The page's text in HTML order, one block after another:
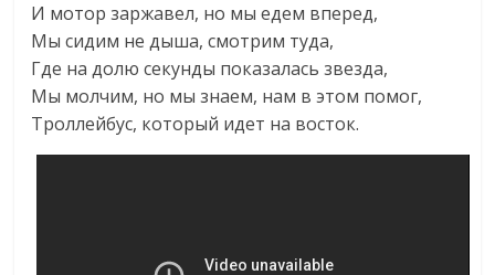
И мотор заржавел, но мы едем вперед,
Мы сидим не дыша, смотрим туда,
Где на долю секунды показалась звезда,
Мы молчим, но мы знаем, нам в этом помог,
Троллейбус, который идет на восток.